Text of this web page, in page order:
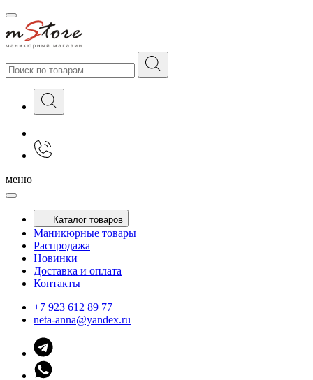
меню
Каталог товаров
Маникюрные товары
Распродажа
Новинки
Доставка и оплата
Контакты
+7 923 612 89 77
neta-anna@yandex.ru